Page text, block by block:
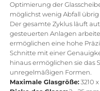
Optimierung der
möglichst wenig Abfall übrig
Der gesamte Zyklus läuft
gesteuerten Anlagen
ermöglichen eine hohe
Schnitte mit einer
hinaus ermöglichen sie das
unregelmäßigen Formen.
Maximale Glasgröße: 3210